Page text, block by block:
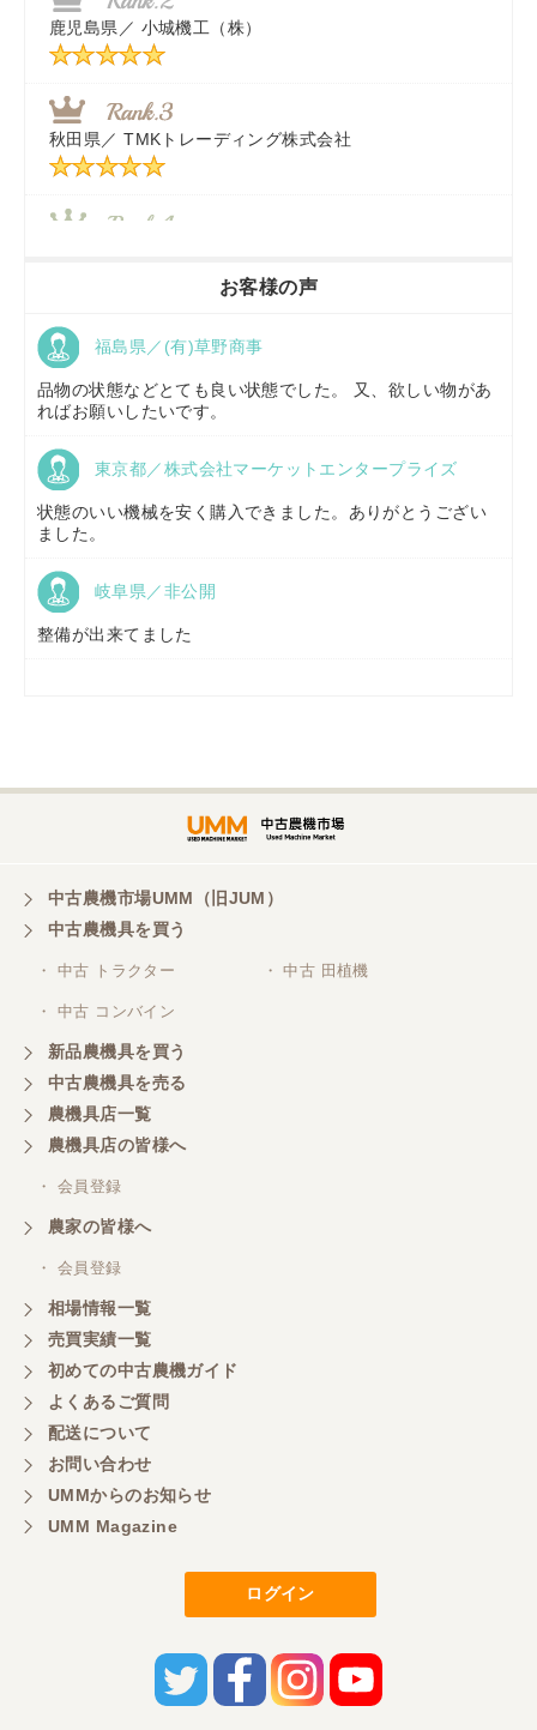
福岡県／株式会社カドワキ機械（旧ナカガワ農機商会）
東京都／
秋田県／ TMKトレーディング株式会社
鹿児島県／ 小城機工（株）
秋田県／ TMKトレーディング株式会社
京都府／
福島県／(有)草野商事
山形県／株式会社ノーキステージ
株式会社トミタモータース
三重県／株式会社 ケイ・エス・エンタープライズ
お客様の声
福島県／(有)草野商事
品物の状態などとても良い状態でした。 又、欲しい物があ
ればお願いしたいです。
東京都／株式会社マーケットエンタープライズ
状態のいい機械を安く購入できました。ありがとうござい
ました。
岐阜県／非公開
整備が出来てました
中古農機市場UMM（旧JUM）
中古農機具を買う
・ 中古 トラクター ・ 中古 田植機
・ 中古 コンバイン
新品農機具を買う
中古農機具を売る
農機具店一覧
農機具店の皆様へ
・ 会員登録
農家の皆様へ
・ 会員登録
相場情報一覧
売買実績一覧
初めての中古農機ガイド
よくあるご質問
配送について
お問い合わせ
UMMからのお知らせ
UMM Magazine
ログイン